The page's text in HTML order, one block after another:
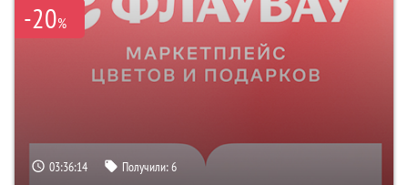
-20%
03:36:13 Получили:6